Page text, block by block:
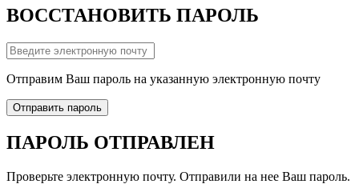
ВОССТАНОВИТЬ ПАРОЛЬ
Отправим Ваш пароль на указанную электронную почту
Отправить пароль
ПАРОЛЬ ОТПРАВЛЕН
Проверьте электронную почту. Отправили на нее Ваш пароль.